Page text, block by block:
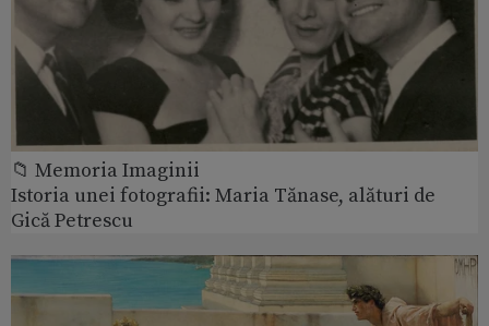
📁 Memoria Imaginii
Istoria unei fotografii: Maria Tănase, alături de
Gică Petrescu